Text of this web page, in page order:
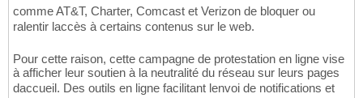
comme AT&T, Charter, Comcast et Verizon de bloquer ou
ralentir laccès à certains contenus sur le web.
Pour cette raison, cette campagne de protestation en ligne vise
à afficher leur soutien à la neutralité du réseau sur leurs pages
daccueil. Des outils en ligne facilitant lenvoi de notifications et